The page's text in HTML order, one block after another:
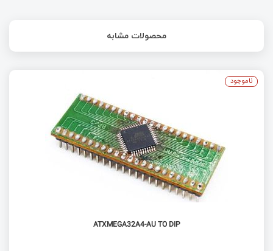
طراحی شماتیک و ایجاد پروژه در آلتیوم دیزاینر
بررسی ماژول SC20 کویکتل Quectel
محصولات مشابه
ATXMEGA32A4-AU TO DIP
ناموجود